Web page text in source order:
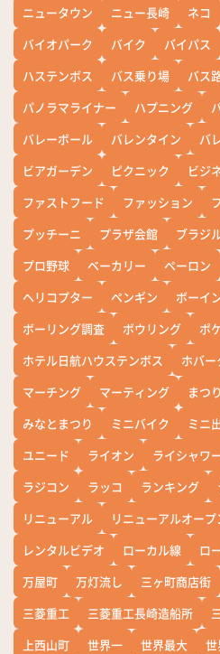
ニュータウン ニュー長崎 ネコ
バイオパーク
バイク バイパス
ハステンボス
バス乗り場 バス
パノラマライナー
ハプニング
バレーボール
バレンタイン バ
ビアガーデン
ピクニック ビジ
ファストフード
ファッション
プッチーニ
プラザ会館 ブラジ
プロ野球
ベーカリー ペーロン
ヘリコプター
ペンギン ボーイ
ボーリング調査
ボウリング ポ
ホテル日航ハウステンボス
ホバー
マーチング
マーティング まつり
みなとまつり
ミニバイク ミニ
ユニード
ライオン ライシャワ
ラジコン
ラッコ ランキング
リニューアル
リニューアルオープ
レンタルビデオ
ローカル線 ロ
万屋町
万灯流し 三ヶ町商店街
三菱重工
三菱重工長崎造船所
上西山町
世界一 世界最大